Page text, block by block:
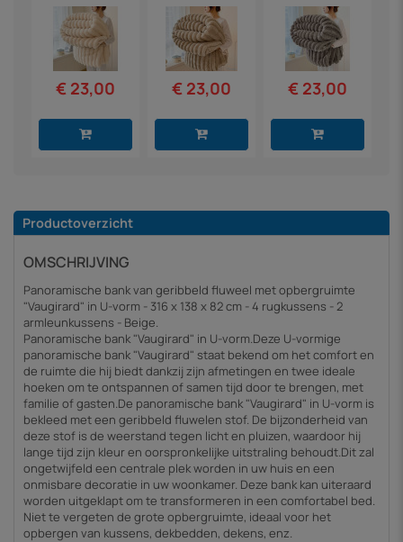
€ 23,00 € 23,00 € 23,00
Productoverzicht
OMSCHRIJVING
Panoramische bank van geribbeld fluweel met opbergruimte
"Vaugirard" in U-vorm - 316 x 138 x 82 cm - 4 rugkussens - 2
armleunkussens - Beige.
Panoramische bank "Vaugirard" in U-vorm.Deze U-vormige
panoramische bank "Vaugirard" staat bekend om het comfort en
de ruimte die hij biedt dankzij zijn afmetingen en twee ideale
hoeken om te ontspannen of samen tijd door te brengen, met
familie of gasten.De panoramische bank "Vaugirard" in U-vorm is
bekleed met een geribbeld fluwelen stof. De bijzonderheid van
deze stof is de weerstand tegen licht en pluizen, waardoor hij
lange tijd zijn kleur en oorspronkelijke uitstraling behoudt.Dit zal
ongetwijfeld een centrale plek worden in uw huis en een
onmisbare decoratie in uw woonkamer. Deze bank kan uiteraard
worden uitgeklapt om te transformeren in een comfortabel bed.
Niet te vergeten de grote opbergruimte, ideaal voor het
opbergen van kussens, dekbedden, dekens, enz.